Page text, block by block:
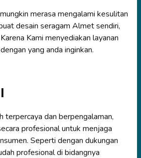
merasa mengalami kesulitan
desain seragam Almet sendiri,
Kami menyediakan layanan
yang anda inginkan.
terpercaya dan berpengalaman,
profesional untuk menjaga
Seperti dengan dukungan
profesional di bidangnya